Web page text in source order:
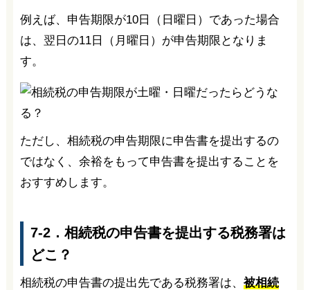
例えば、申告期限が10日（日曜日）であった場合
は、翌日の11日（月曜日）が申告期限となりま
す。
ただし、相続税の申告期限に申告書を提出するの
ではなく、余裕をもって申告書を提出することを
おすすめします。
7-2．相続税の申告書を提出する税務署は
どこ？
相続税の申告書の提出先である税務署は、 被相続